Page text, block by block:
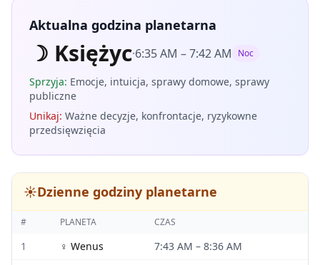
Aktualna godzina planetarna
☽ Księżyc·6:35 AM –7:42 AM Noc
Sprzyja: Emocje, intuicja, sprawy domowe, sprawy
publiczne
Unikaj: Ważne decyzje, konfrontacje, ryzykowne
przedsięwzięcia
☀️Dzienne godziny planetarne
# PLANETA CZAS
1 ♀ Wenus 7:43 AM – 8:36 AM